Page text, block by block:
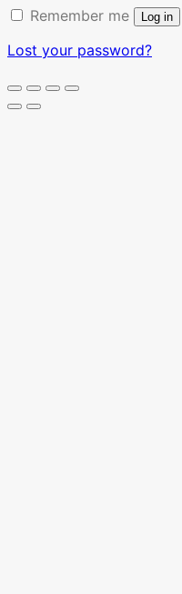
Remember me
Log in
Lost your password?